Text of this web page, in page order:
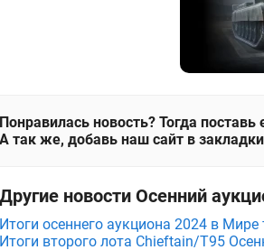
Понравилась новость? Тогда
А так же, добавь наш сайт в
Другие новости Осенний
Итоги осеннего аукциона 2024 в Мире
Итоги второго лота Chieftain/T95